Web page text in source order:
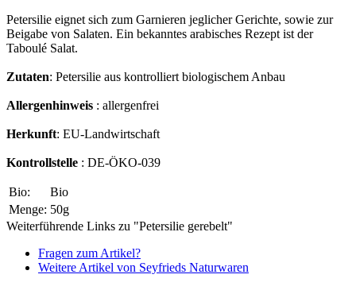
Petersilie eignet sich zum Garnieren jeglicher Gerichte, sowie zur
Beigabe von Salaten. Ein bekanntes arabisches Rezept ist der
Taboulé Salat.
Zutaten: Petersilie aus kontrolliert biologischem Anbau
Allergenhinweis : allergenfrei
Herkunft: EU-Landwirtschaft
Kontrollstelle : DE-ÖKO-039
Bio:
Bio
Menge: 50g
Weiterführende Links zu "Petersilie gerebelt"
Fragen zum Artikel?
Weitere Artikel von Seyfrieds Naturwaren